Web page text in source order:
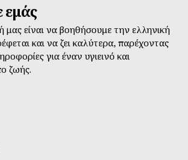
εμάς
είναι να βοηθήσουμε την ελληνική
και να ζει καλύτερα, παρέχοντας
για έναν υγιεινό και
ζωής.